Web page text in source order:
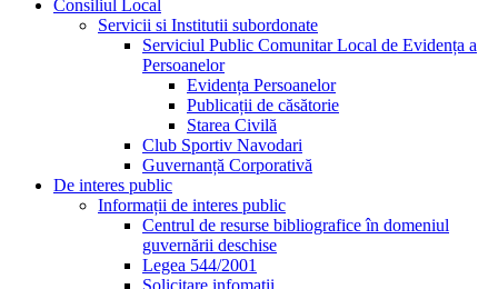
Consiliul Local
Servicii si Institutii subordonate
Serviciul Public Comunitar Local de Evidența a
Persoanelor
Evidența Persoanelor
Publicații de căsătorie
Starea Civilă
Club Sportiv Navodari
Guvernanță Corporativă
De interes public
Informații de interes public
Centrul de resurse bibliografice în domeniul
guvernării deschise
Legea 544/2001
Solicitare infomatii